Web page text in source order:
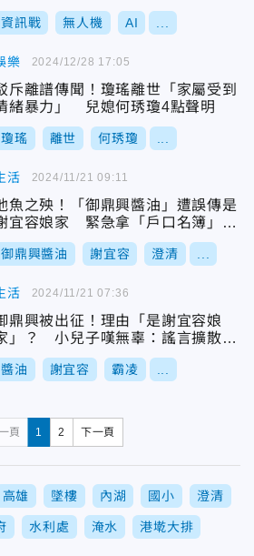
資訊戰 無人機 AI
樂
斥離譜傳聞！瓊瑤離世「家屬受到
緒暴力」 兒媳何琇瓊4點聲明
瓊瑤 離世 何琇瓊
2024/12/28 17:05
活
魚之殃！「御鼎興醬油」遭誤傳是
宜容娘家 緊急拿「戶口名簿」澄
御鼎興醬油 謝宜容 澄清
2024/11/21 09:11
活
鼎興被出征！理由「是謝宜容娘
」？ 小兒子嘆無辜：謠言擴散迅
醬油 謝宜容 霸凌
2024/11/21 07:36
頁 1 2 下一頁
高雄 墜樓 內湖 國小 澄清
水利處 淹水 港墘大排